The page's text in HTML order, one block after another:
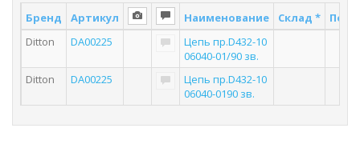
Бренд Артикул Наименование Склад *
Ditton
DA00225
Цепь пр.D432-10
06040-01/90 зв.
Ditton DA00225
Цепь пр.D432-10
06040-0190 зв.